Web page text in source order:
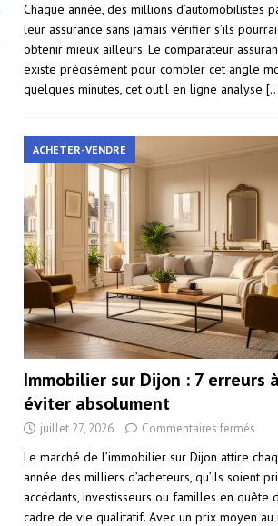
Chaque année, des millions d’automobilistes
leur assurance sans jamais vérifier s’ils
obtenir mieux ailleurs. Le comparateur
existe précisément pour combler cet angle
quelques minutes, cet outil en ligne analyse
ACHETER-VENDRE
Immobilier sur Dijon : 7 erreurs à
éviter absolument
juillet 27, 2026 Commentaires fermés
Le marché de l’immobilier sur Dijon attire
année des milliers d’acheteurs, qu’ils soient
accédants, investisseurs ou familles en quête
cadre de vie qualitatif. Avec un prix moyen au